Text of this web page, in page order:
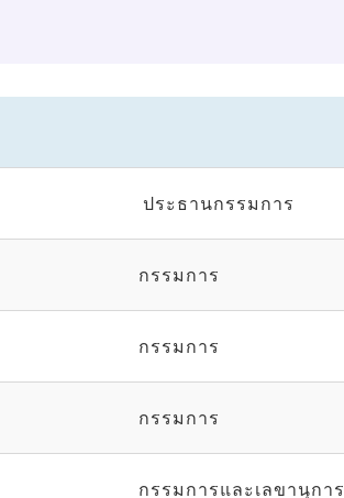
ประธานกรรมการ
กรรมการ
กรรมการ
กรรมการ
กรรมการและเลขานุการ